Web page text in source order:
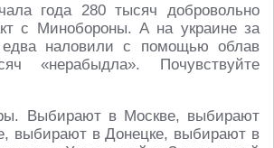
года 280 тысяч добровольно
с Минобороны. А на украине за
наловили с помощью облав
«нерабыдла». Почувствуйте
Выбирают в Москве, выбирают
выбирают в Донецке, выбирают в